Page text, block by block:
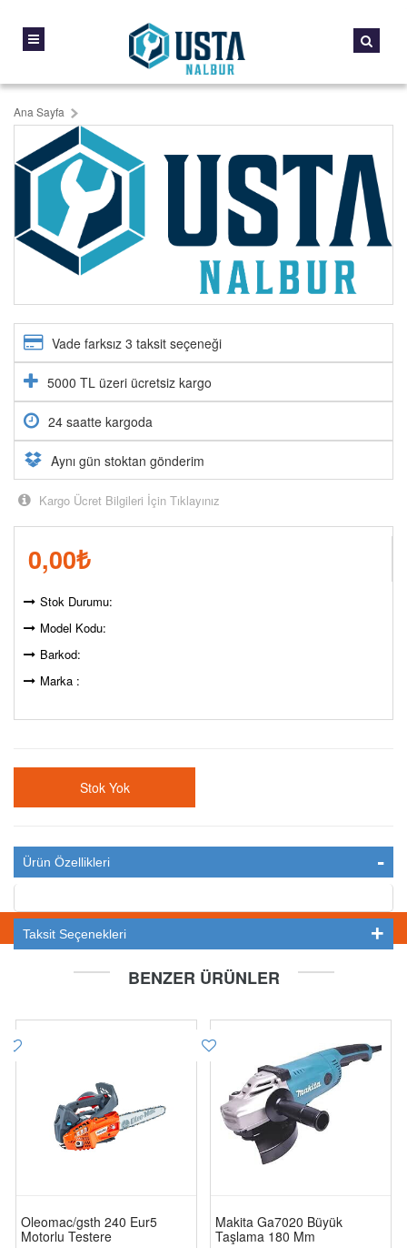
Ana Sayfa
Vade farksız 3 taksit seçeneği
5000 TL üzeri ücretsiz kargo
24 saatte kargoda
Aynı gün stoktan gönderim
Kargo Ücret Bilgileri İçin Tıklayınız
0,00₺
Stok Durumu:
Model Kodu:
Barkod:
Marka :
Stok Yok
Ürün Özellikleri
Taksit Seçenekleri
BENZER ÜRÜNLER
Oleomac/gsth 240 Eur5
Motorlu Testere
Makita Ga7020 Büyük
Taşlama 180 Mm